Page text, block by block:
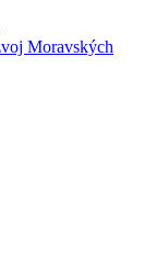
Moravských